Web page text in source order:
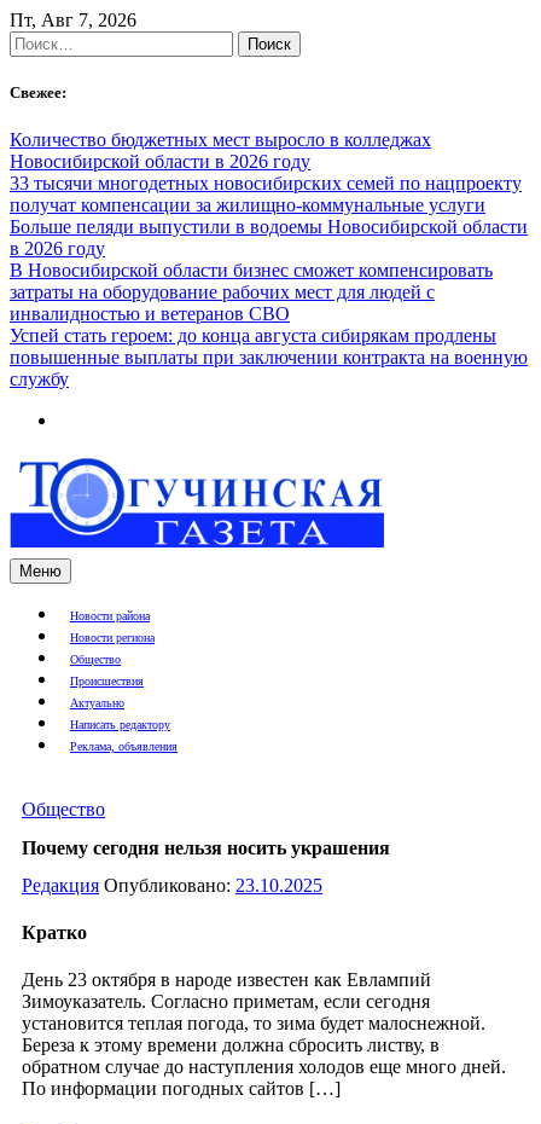
Skip
to
content
Пт, Авг 7, 2026
Найти:
Свежее:
Количество бюджетных мест выросло в колледжах
Новосибирской области в 2026 году
33 тысячи многодетных новосибирских семей по нацпроекту
получат компенсации за жилищно-коммунальные услуги
Больше пеляди выпустили в водоемы Новосибирской области
в 2026 году
В Новосибирской области бизнес сможет компенсировать
затраты на оборудование рабочих мест для людей с
инвалидностью и ветеранов СВО
Успей стать героем: до конца августа сибирякам продлены
повышенные выплаты при заключении контракта на военную
службу
Меню
Новости района
Новости региона
Общество
Происшествия
Актуально
Написать редактору
Реклама, объявления
Общество
Почему сегодня нельзя носить украшения
Редакция Опубликовано: 23.10.2025
Кратко
День 23 октября в народе известен как Евлампий
Зимоуказатель. Согласно приметам, если сегодня
установится теплая погода, то зима будет малоснежной.
Береза к этому времени должна сбросить листву, в
обратном случае до наступления холодов еще много дней.
По информации погодных сайтов […]